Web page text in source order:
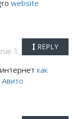
website
1, 2026
как
REPLY